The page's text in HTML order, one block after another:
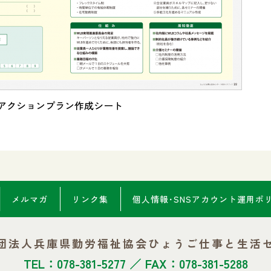
クションプラン作成シート
メルマガ リンク集 個人情報･SNSアカウント 運用ポ
法人兵庫県勤労福祉協会ひょうご仕事と生活
TEL：078-381-5277 ／ FAX：078-381-5288